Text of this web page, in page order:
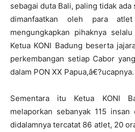
sebagai duta Bali, paling tidak
dimanfaatkan oleh para
mengungkapkan pihaknya
Ketua KONI Badung beserta
perkembangan setiap Cabor
dalam PON XX Papua,â€?ucapnya.
Sementara itu Ketua KONI
melaporkan sebanyak 115 insan
didalamnya tercatat 86 atlet, 20